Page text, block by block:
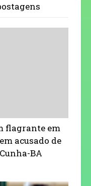
flagrante em
acusado de
BA